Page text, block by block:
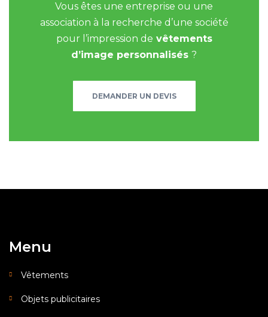
Vous êtes une entreprise ou une
association à la recherche d’une société
pour l’impression de vêtements
d’image personnalisés ?
DEMANDER UN DEVIS
Menu
Vêtements
Objets publicitaires